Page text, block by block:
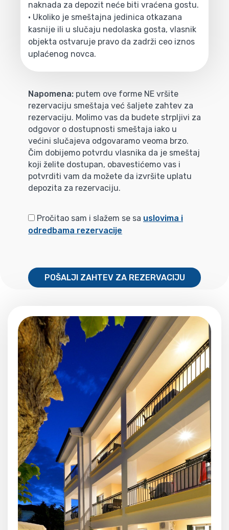
naknada za depozit neće biti vraćena gostu.
• Ukoliko je smeštajna jedinica otkazana
kasnije ili u slučaju nedolaska gosta, vlasnik
objekta ostvaruje pravo da zadrži ceo iznos
uplaćenog novca.
Napomena: putem ove forme NE vršite
rezervaciju smeštaja već šaljete zahtev za
rezervaciju. Molimo vas da budete strpljivi za
odgovor o dostupnosti smeštaja iako u
većini slučajeva odgovaramo veoma brzo.
Čim dobijemo potvrdu vlasnika da je smeštaj
koji želite dostupan, obavestićemo vas i
potvrditi vam da možete da izvršite uplatu
depozita za rezervaciju.
Pročitao sam i slažem se sa uslovima i
odredbama rezervacije
POŠALJI ZAHTEV ZA REZERVACIJU